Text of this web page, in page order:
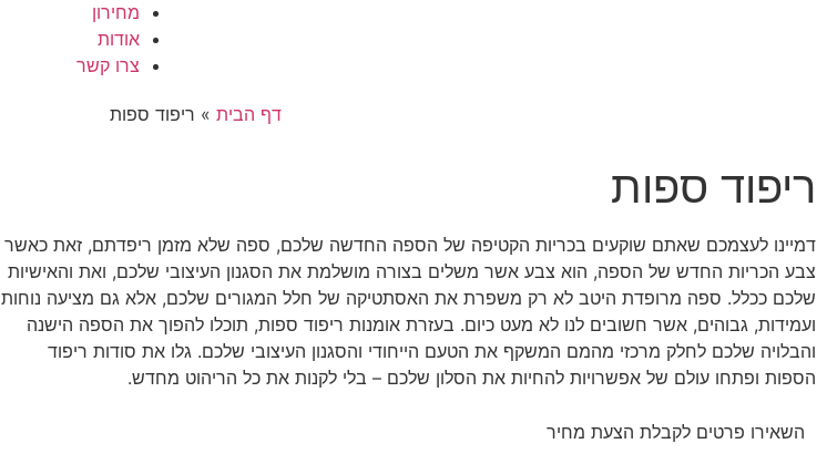
מחירון
אודות
צרו קשר
דף הבית » ריפוד ספות
ריפוד ספות
דמיינו לעצמכם שאתם שוקעים בכריות הקטיפה של הספה החדשה שלכם, ספה שלא מזמן ריפדתם, זאת כאשר
צבע הכריות החדש של הספה, הוא צבע אשר משלים בצורה מושלמת את הסגנון העיצובי שלכם, ואת והאישיות
שלכם ככלל. ספה מרופדת היטב לא רק משפרת את האסתטיקה של חלל המגורים שלכם, אלא גם מציעה נוחות
ועמידות, גבוהים, אשר חשובים לנו לא מעט כיום. בעזרת אומנות ריפוד ספות, תוכלו להפוך את הספה הישנה
והבלויה שלכם לחלק מרכזי מהמם המשקף את הטעם הייחודי והסגנון העיצובי שלכם. גלו את סודות ריפוד
הספות ופתחו עולם של אפשרויות להחיות את הסלון שלכם – בלי לקנות את כל הריהוט מחדש.
השאירו פרטים לקבלת הצעת מחיר